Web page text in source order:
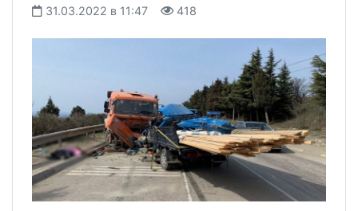
31.03.2022 в 11:47 418